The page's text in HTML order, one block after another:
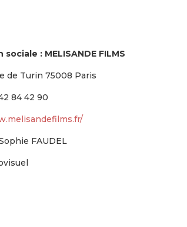
sociale : MELISANDE FILMS
de Turin 75008 Paris
84 42 90
FAUDEL